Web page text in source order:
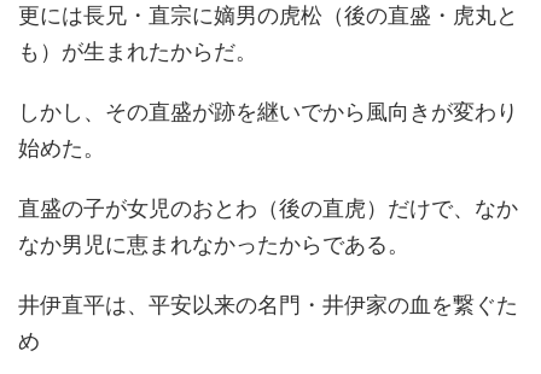
更には長兄・直宗に嫡男の虎松（後の直盛・虎丸と
も）が生まれたからだ。
しかし、その直盛が跡を継いでから風向きが変わり
始めた。
直盛の子が女児のおとわ（後の直虎）だけで、なか
なか男児に恵まれなかったからである。
井伊直平は、平安以来の名門・井伊家の血を繋ぐた
め